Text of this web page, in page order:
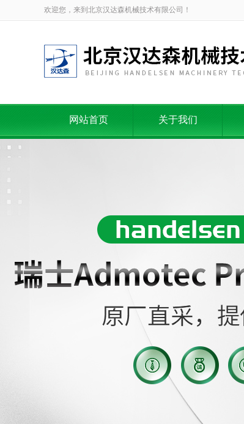
欢迎您，来到北京汉达森机械技术有限公司！
网站首页 关于我们